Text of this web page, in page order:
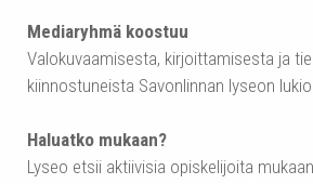
Mediaryhmä koostuu
Valokuvaamisesta, kirjoittamisesta ja
kiinnostuneista Savonlinnan lyseon
Haluatko mukaan?
Lyseo etsii aktiivisia opiskelijoita